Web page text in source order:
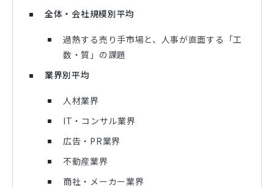
全体・会社規模別平均
過熱する売り手市場と、人事が直面する「工
数・質」の課題
業界別平均
人材業界
IT・コンサル業界
広告・PR業界
不動産業界
商社・メーカー業界